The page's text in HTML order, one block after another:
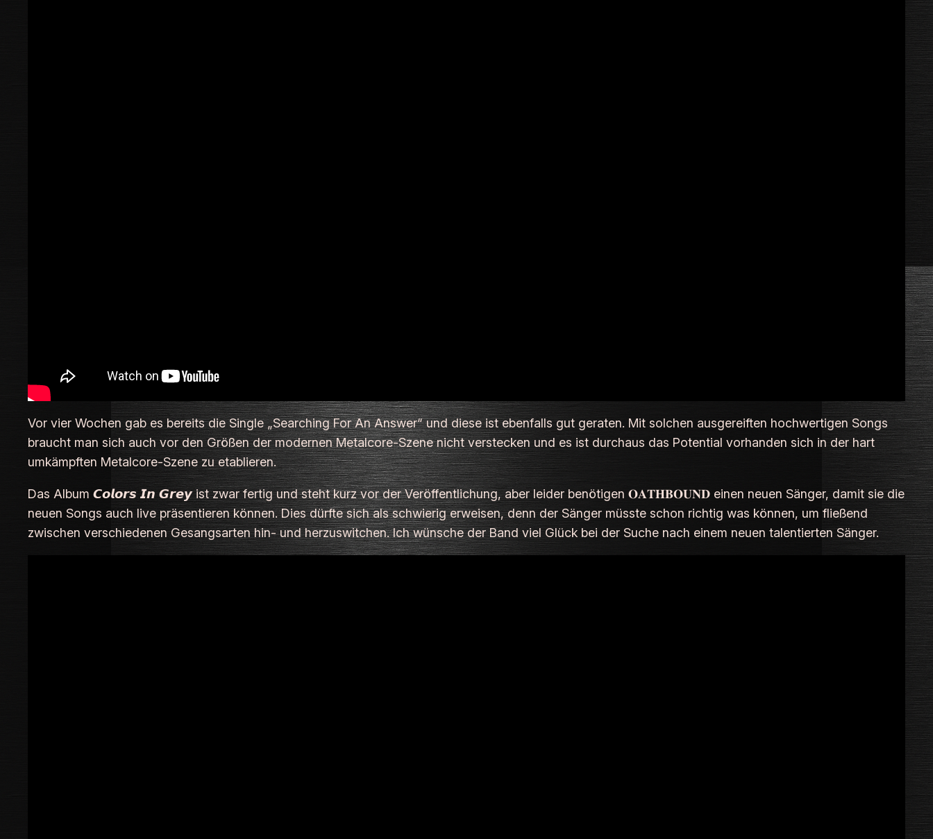
Vor vier Wochen gab es bereits die Single „Searching For An Answer“ und diese ist ebenfalls gut geraten. Mit solchen ausgereiften hochwertigen Songs
braucht man sich auch vor den Größen der modernen Metalcore-Szene nicht verstecken und es ist durchaus das Potential vorhanden sich in der hart
umkämpften Metalcore-Szene zu etablieren.
Das Album 𝘾𝙤𝙡𝙤𝙧𝙨 𝙄𝙣 𝙂𝙧𝙚𝙮 ist zwar fertig und steht kurz vor der Veröffentlichung, aber leider benötigen 𝐎𝐀𝐓𝐇𝐁𝐎𝐔𝐍𝐃 einen neuen Sänger, damit sie die
neuen Songs auch live präsentieren können. Dies dürfte sich als schwierig erweisen, denn der Sänger müsste schon richtig was können, um fließend
zwischen verschiedenen Gesangsarten hin- und herzuswitchen. Ich wünsche der Band viel Glück bei der Suche nach einem neuen talentierten Sänger.